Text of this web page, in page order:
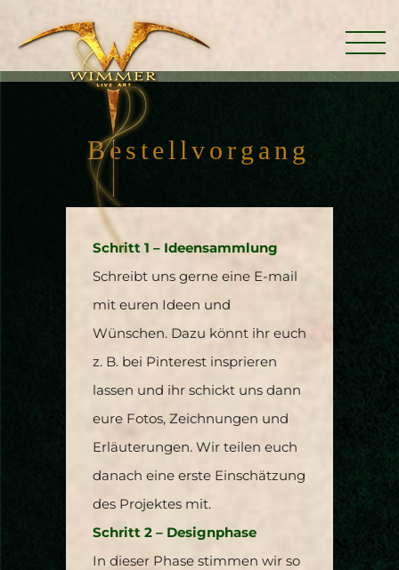
Bestellvorg an g
Schritt 1 – Ideensammlung
Schreibt uns gerne eine E-mail
mit euren Ideen und
Wünschen. Dazu könnt ihr euch
z. B. bei Pinterest insprieren
lassen und ihr schickt uns dann
eure Fotos, Zeichnungen und
Erläuterungen. Wir teilen euch
danach eine erste Einschätzung
des Projektes mit.
Schritt 2 – Designphase
In dieser Phase stimmen wir so